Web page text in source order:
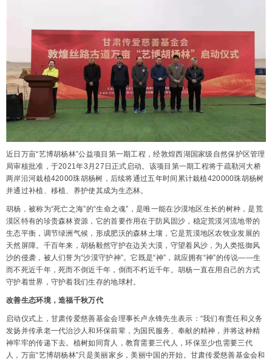
近日万亩“艺博胡杨林”公益项目第一期工程，经敦煌西湖国家级自然保护区管理
局审核批准，于2021年3月27日正式启动。该项目第一期工程将于疏勒河大桥
两岸沿河栽植42000珠胡杨树，后续将通过五年时间累计栽植420000珠胡杨树
并通过补植、移植、养护使其成为生态林。
胡杨，被称为“死亡之海”的“生命之魂”，是唯一能在沙漠地区生长的树种，是荒
漠区特有的珍贵森林资源，它的首要作用在于防风固沙，稳定荒漠河流地带的
生态平衡，调节绿洲气候，形成肥沃的森林土壤，它是荒漠地区农牧业发展的
天然屏障。千百年来，胡杨毅然守护在边关大漠，守望着风沙，为人类抵御风
沙的侵袭，被人们誉为“沙漠守护神”。它既是“神”，就应拥有“神”的传说——生
而不死近千年，死而不倒近千年，倒而不朽近千年。胡杨一直在用自己的方式
守护着世界，守护着我们生存的地球村。
改善生态环境，造福千秋万代
启动仪式上，甘肃传爱慈善基金会理事长卢永锋先生表示：“我们有责任和义务
发扬并传承老一代治沙人和环保前辈，为国民服务、奉献的精神，并将这种精
神牢牢的传递下去。植树如同育人，教育需要三代人，环保至少也需要三代
人，万亩“艺博胡杨林”只是美丽家乡，美丽中国的开始。甘肃传爱慈善基金会和